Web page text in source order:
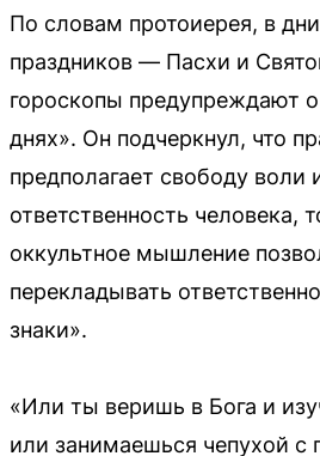
По словам протоиерея, в
праздников — Пасхи и
гороскопы предупреждают
днях». Он подчеркнул, что
предполагает свободу воли
ответственность человека,
оккультное мышление
перекладывать
знаки».
«Или ты веришь в Бога и
или занимаешься чепухой с